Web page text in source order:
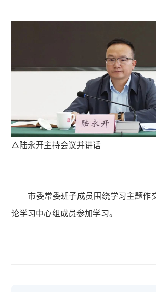
△陆永开主持会议并讲话
市委常委班子成员围绕学习主题作
论学习中心组成员参加学习。